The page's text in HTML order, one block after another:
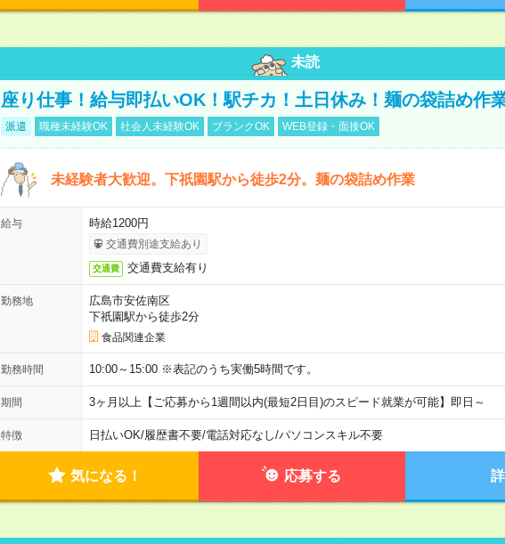
未読
座り仕事！給与即払いOK！駅チカ！土日休み！麺の袋詰め作
派遣 職種未経験OK 社会人未経験OK ブランクOK WEB登録・面接OK
未経験者大歓迎。下祇園駅から徒歩2分。麺の袋詰め作業
給与 時給1200円
交通費別途支給あり
交通費 交通費支給有り
勤務地
広島市安佐南区
下祇園駅から徒歩2分
食品関連企業
勤務時間 10:00～15:00 ※表記のうち実働5時間です。
期間 3ヶ月以上【ご応募から1週間以内(最短2日目)のスピード就業が可能】即日～
特徴 日払いOK/履歴書不要/電話対応なし/パソコンスキル不要
気になる！ 応募する